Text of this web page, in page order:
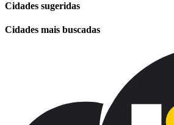
Cidades sugeridas
Cidades mais buscadas